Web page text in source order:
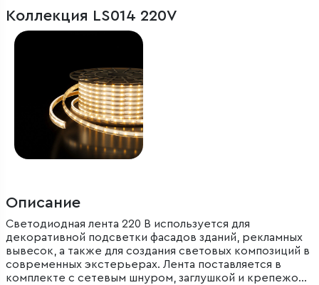
Коллекция LS014 220V
Описание
Светодиодная лента 220 В используется для
декоративной подсветки фасадов зданий, рекламных
вывесок, а также для создания световых композиций в
современных экстерьерах. Лента поставляется в
комплекте с сетевым шнуром, заглушкой и крепежом